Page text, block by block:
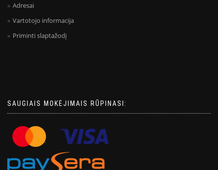
Adresai
Vartotojo informacija
Priminti slaptažodį
SAUGIAIS MOKĖJIMAIS RŪPINASI: